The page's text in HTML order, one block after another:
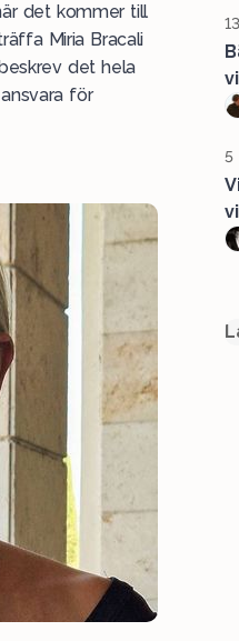
det kommer till
Miria Bracali
det hela
för
5